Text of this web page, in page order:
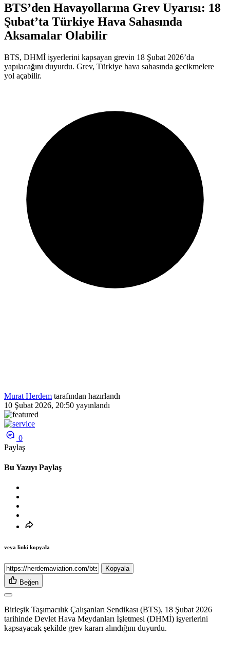
BTS’den Havayollarına Grev Uyarısı: 18
Şubat’ta Türkiye Hava Sahasında
Aksamalar Olabilir
BTS, DHMİ işyerlerini kapsayan grevin 18 Şubat 2026’da
yapılacağını duyurdu. Grev, Türkiye hava sahasında gecikmelere
yol açabilir.
Murat Herdem tarafından hazırlandı
10 Şubat 2026, 20:50 yayınlandı
0
Paylaş
Bu Yazıyı Paylaş
veya linki kopyala
Kopyala
Beğen
Birleşik Taşımacılık Çalışanları Sendikası (BTS), 18 Şubat 2026
tarihinde Devlet Hava Meydanları İşletmesi (DHMİ) işyerlerini
kapsayacak şekilde grev kararı alındığını duyurdu.